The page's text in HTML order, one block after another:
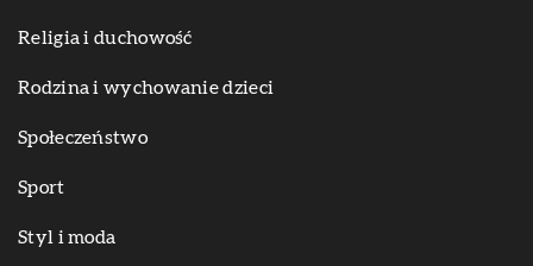
Religia i duchowość
Rodzina i wychowanie dzieci
Społeczeństwo
Sport
Styl i moda